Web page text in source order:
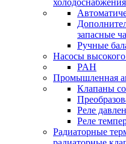
холодоснабжения
запасные
Ручные
Насосы
PAH
Промышленная
Клапаны
Реле
Реле
Радиаторные